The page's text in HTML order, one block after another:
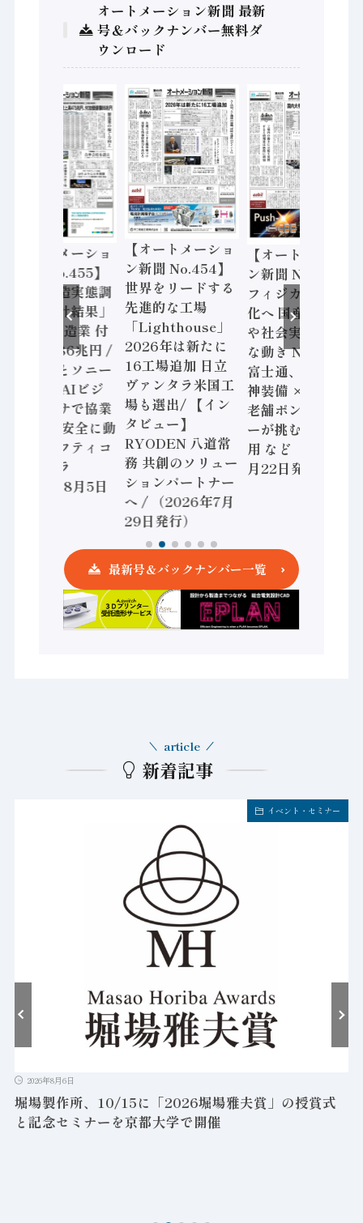
オートメーション新聞 最新
号＆バックナンバー無料ダ
ウンロード
【オートメーショ
ン新聞 No.455】
「経済構造実態調
査二次集計結果」
2024年製造業 付
加価値額86兆円 /
三菱電機とソニー
セミコン AIビジ
ョンセンサで協業
/ IDEC、安全に動
かすセーフティコ
ントローラ
（2026年8月5日
【オートメーショ
ン新聞 No.454】
世界をリードする
先進的な工場
「Lighthouse」
2026年は新たに
16工場追加 日立
ヴァンタラ米国工
場も選出/ 【イン
タビュー】
RYODEN 八道常
務 共創のソリュー
ションパートナー
へ / （2026年7月
29日発行）
【オートメーショ
ン新聞 No.453】
フィジカルAI本格
化へ 国産AI開発
や社会実装に活発
な動き Noetra、
富士通、日立 / 兵
神装備 × HMS、
老舗ポンプメーカ
ーが挑むデータ活
用 など（2026年7
月22日発行）
最新号＆バックナンバー一覧
新着記事
article
イベント・セミナー
2026年8月6日
堀場製作所、10/15に「2026堀場雅夫賞」の授賞式
と記念セミナーを京都大学で開催